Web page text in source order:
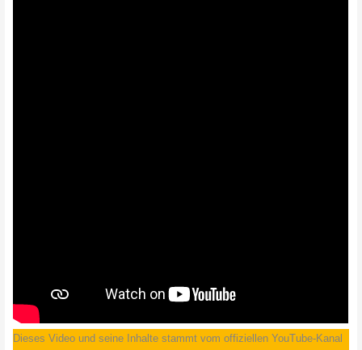
Dieses Video und seine Inhalte stammt vom offiziellen YouTube-Kanal